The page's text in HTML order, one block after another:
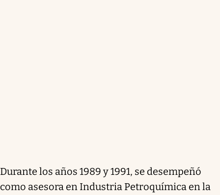
Durante los años 1989 y 1991, se desempeñó
como asesora en Industria Petroquímica en la